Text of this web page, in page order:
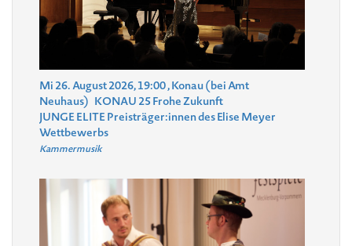
Mi 26. August 2026, 19:00, Konau (bei Amt
Neuhaus) KONAU 25 Frohe Zukunft
JUNGE ELITE Preisträger:innen des Elise Meyer
Wettbewerbs
Kammermusik